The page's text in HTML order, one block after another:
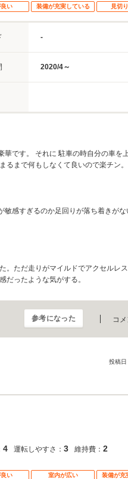
い 装備が充実している 見切
-
2020/4～
です。 それに 駐車の時自分の車を
まで何もしなくて良いので楽チン。
敏感すぎるのか足回りが落ち着きが
。ただ走りがマイルドでアクセルレ
だったような気がする。
参考になった コ
投稿日
4 運転しやすさ： 3 維持費： 2
い 室内が広い 装備が充